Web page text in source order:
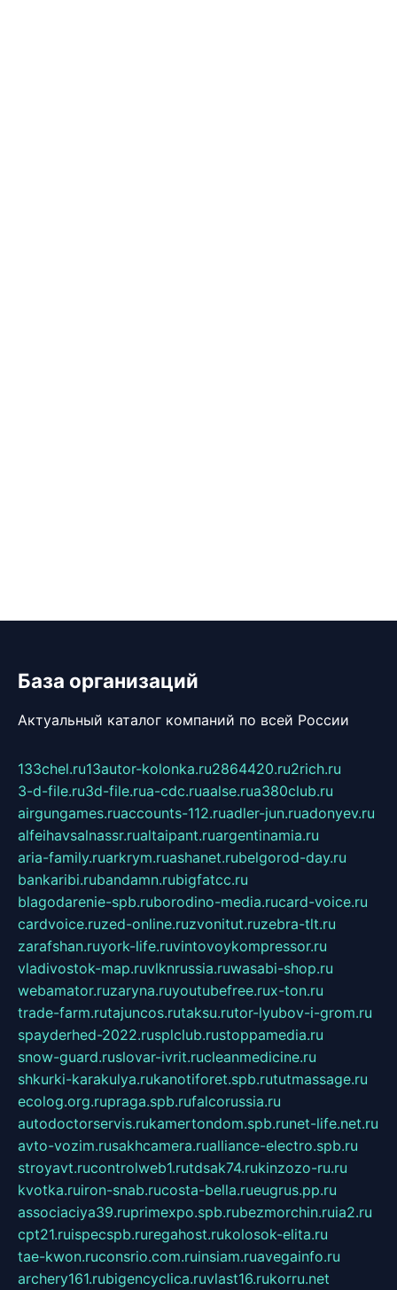
База организаций
Актуальный каталог компаний по всей России
133chel.ru13autor-kolonka.ru2864420.ru2rich.ru
3-d-file.ru3d-file.rua-cdc.ruaalse.rua380club.ru
airgungames.ruaccounts-112.ruadler-jun.ruadonyev.ru
alfeihavsalnassr.rualtaipant.ruargentinamia.ru
aria-family.ruarkrym.ruashanet.rubelgorod-day.ru
bankaribi.rubandamn.rubigfatcc.ru
blagodarenie-spb.ruborodino-media.rucard-voice.ru
cardvoice.ruzed-online.ruzvonitut.ruzebra-tlt.ru
zarafshan.ruyork-life.ruvintovoykompressor.ru
vladivostok-map.ruvlknrussia.ruwasabi-shop.ru
webamator.ruzaryna.ruyoutubefree.rux-ton.ru
trade-farm.rutajuncos.rutaksu.rutor-lyubov-i-grom.ru
spayderhed-2022.rusplclub.rustoppamedia.ru
snow-guard.ruslovar-ivrit.rucleanmedicine.ru
shkurki-karakulya.rukanotiforet.spb.rututmassage.ru
ecolog.org.rupraga.spb.rufalcorussia.ru
autodoctorservis.rukamertondom.spb.runet-life.net.ru
avto-vozim.rusakhcamera.rualliance-electro.spb.ru
stroyavt.rucontrolweb1.rutdsak74.rukinzozo-ru.ru
kvotka.ruiron-snab.rucosta-bella.rueugrus.pp.ru
associaciya39.ruprimexpo.spb.rubezmorchin.ruia2.ru
cpt21.ruispecspb.ruregahost.rukolosok-elita.ru
tae-kwon.ruconsrio.com.ruinsiam.ruavegainfo.ru
archery161.rubigencyclica.ruvlast16.rukorru.net